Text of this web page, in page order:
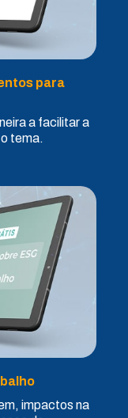
para
a facilitar a
tema.
impactos na